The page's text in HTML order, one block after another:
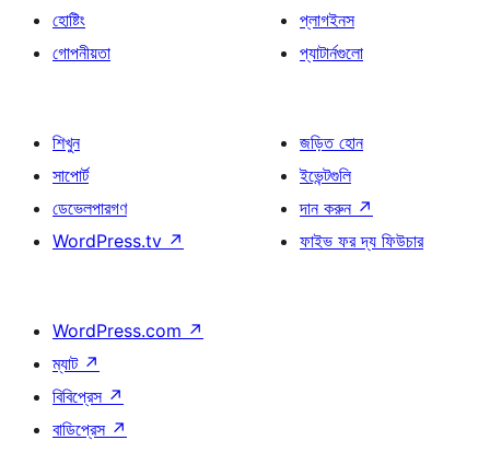
হোষ্টিং
গোপনীয়তা
প্লাগইনস
প্যাটার্নগুলো
শিখুন
সাপোর্ট
ডেভেলপারগণ
WordPress.tv ↗
জড়িত হোন
ইভেন্টগুলি
দান করুন ↗
ফাইভ ফর দ্য ফিউচার
WordPress.com ↗
ম্যাট ↗
বিবিপ্রেস ↗
বাডিপ্রেস ↗